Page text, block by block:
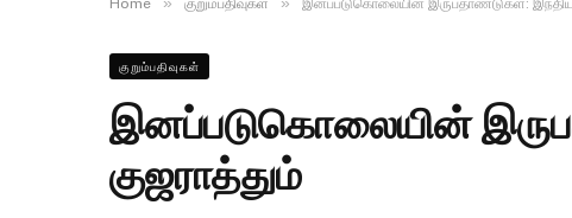
Home குறும்பதிவுகள் இனப்படுகொலையின் இருபதாண்டுகள்:
குறும்பதிவுகள்
இனப்படுகொலையின்
குஜராத்தும்